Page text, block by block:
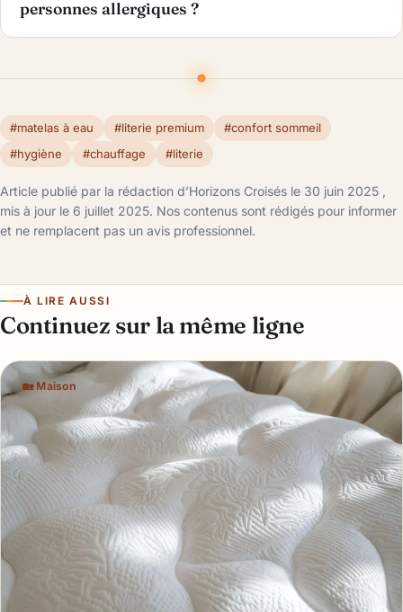
personnes allergiques ?
#matelas à eau #literie premium
#confort sommeil
#hygiène
#chauffage #literie
Article publié par la rédaction d’Horizons Croisés le 30 juin 2025 ,
mis à jour le 6 juillet 2025. Nos contenus sont rédigés pour informer
et ne remplacent pas un avis professionnel.
À LIRE AUSSI
Continuez sur la même ligne
🏡 Maison